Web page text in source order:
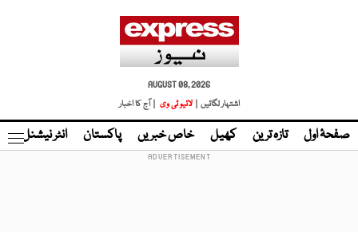
AUGUST 08, 2026
اشتہار لگائیں |
لائیو ٹی وی | آج کا اخبار
صفحۂ اول تازہ ترین کھیل خاص خبریں پاکستان انٹر نیشنل